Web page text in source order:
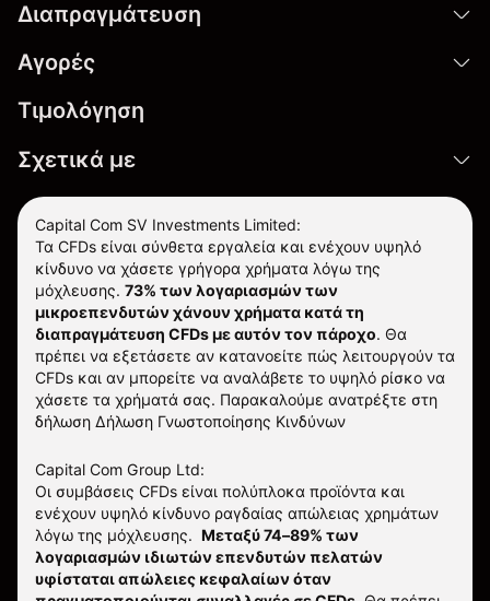
Διαπραγμάτευση
Αγορές
Τιμολόγηση
Σχετικά με
Capital Com SV Investments Limited:
Τα CFDs είναι σύνθετα εργαλεία και ενέχουν υψηλό
κίνδυνο να χάσετε γρήγορα χρήματα λόγω της
μόχλευσης. 73% των λογαριασμών των
μικροεπενδυτών χάνουν χρήματα κατά τη
διαπραγμάτευση CFDs με αυτόν τον πάροχο. Θα
πρέπει να εξετάσετε αν κατανοείτε πώς λειτουργούν τα
CFDs και αν μπορείτε να αναλάβετε το υψηλό ρίσκο να
χάσετε τα χρήματά σας. Παρακαλούμε ανατρέξτε στη
δήλωση Δήλωση Γνωστοποίησης Κινδύνων
Capital Com Group Ltd:
Οι συμβάσεις CFDs είναι πολύπλοκα προϊόντα και
ενέχουν υψηλό κίνδυνο ραγδαίας απώλειας χρημάτων
λόγω της μόχλευσης. Μεταξύ 74–89% των
λογαριασμών ιδιωτών επενδυτών πελατών
υφίσταται απώλειες κεφαλαίων όταν